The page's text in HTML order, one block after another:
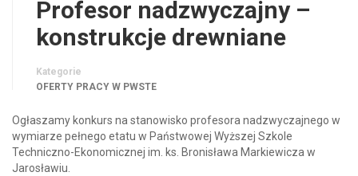
Profesor nadzwyczajny –
konstrukcje drewniane
Kategorie
OFERTY PRACY W PWSTE
Ogłaszamy konkurs na stanowisko profesora nadzwyczajnego w
wymiarze pełnego etatu w Państwowej Wyższej Szkole
Techniczno-Ekonomicznej im. ks. Bronisława Markiewicza w
Jarosławiu.